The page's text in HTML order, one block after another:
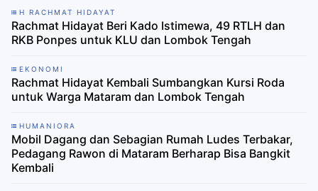
H RACHMAT HIDAYAT
Rachmat Hidayat Beri Kado Istimewa, 49 RTLH dan
RKB Ponpes untuk KLU dan Lombok Tengah
EKONOMI
Rachmat Hidayat Kembali Sumbangkan Kursi Roda
untuk Warga Mataram dan Lombok Tengah
HUMANIORA
Mobil Dagang dan Sebagian Rumah Ludes Terbakar,
Pedagang Rawon di Mataram Berharap Bisa Bangkit
Kembali ‎